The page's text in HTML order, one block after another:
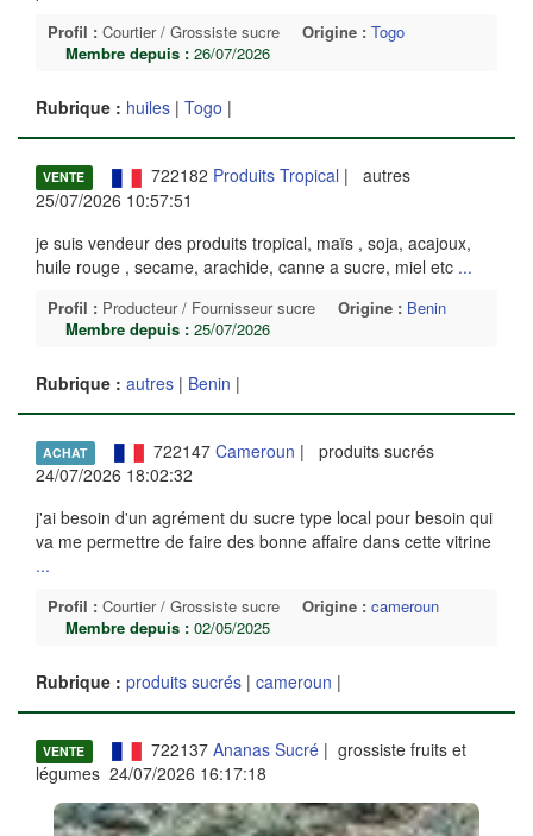
Profil : Courtier / Grossiste sucre Origine : Togo
Membre depuis : 26/07/2026
Rubrique : huiles | Togo |
VENTE 722182 Produits Tropical | autres
25/07/2026 10:57:51
je suis vendeur des produits tropical, maïs , soja, acajoux,
huile rouge , secame, arachide, canne a sucre, miel etc ...
Profil : Producteur / Fournisseur sucre Origine : Benin
Membre depuis : 25/07/2026
Rubrique : autres | Benin |
ACHAT 722147 Cameroun | produits sucrés
24/07/2026 18:02:32
j'ai besoin d'un agrément du sucre type local pour besoin qui
va me permettre de faire des bonne affaire dans cette vitrine
...
Profil : Courtier / Grossiste sucre Origine : cameroun
Membre depuis : 02/05/2025
Rubrique : produits sucrés | cameroun |
VENTE 722137 Ananas Sucré| grossiste fruits et
légumes 24/07/2026 16:17:18